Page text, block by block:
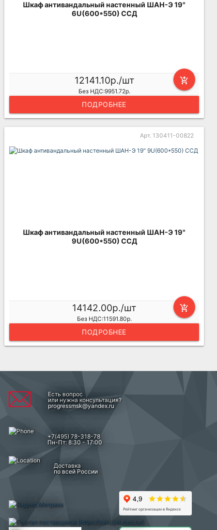
Шкаф антивандальный настенный ШАН-Э 19"
6U(600*550) ССД
add_shopping_cart
12141.10р./шт
Без НДС:9951.72р.
ПОДРОБНЕЕ
Арт. 130411-00822
Шкаф антивандальный настенный ШАН-Э 19"
9U(600*550) ССД
add_shopping_cart
14142.00р./шт
Без НДС:11591.80р.
ПОДРОБНЕЕ
Есть вопрос
или нужна консультация?
progressmsk@yandex.ru
+7(495) 78-318-78
Пн-Пт: 8:30 - 17:00
Доставка
по всей России